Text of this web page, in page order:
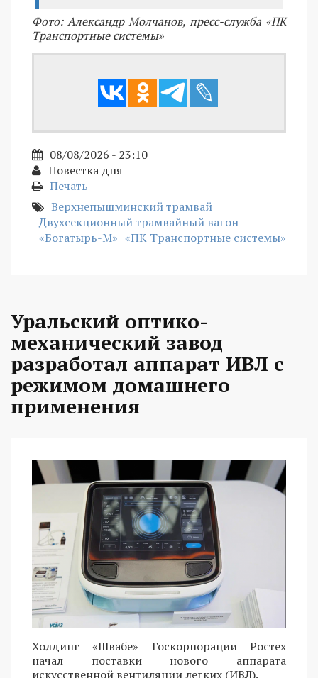
Фото: Александр Молчанов, пресс-служба «ПК
Транспортные системы»
08/08/2026 - 23:10
Повестка дня
Печать
Верхнепышминский трамвай
Двухсекционный трамвайный вагон
«Богатырь-М» «ПК Транспортные системы»
Уральский оптико-
механический завод
разработал аппарат ИВЛ с
режимом домашнего
применения
Холдинг «Швабе» Госкорпорации Ростех
начал поставки нового аппарата
искусственной вентиляции легких (ИВЛ).